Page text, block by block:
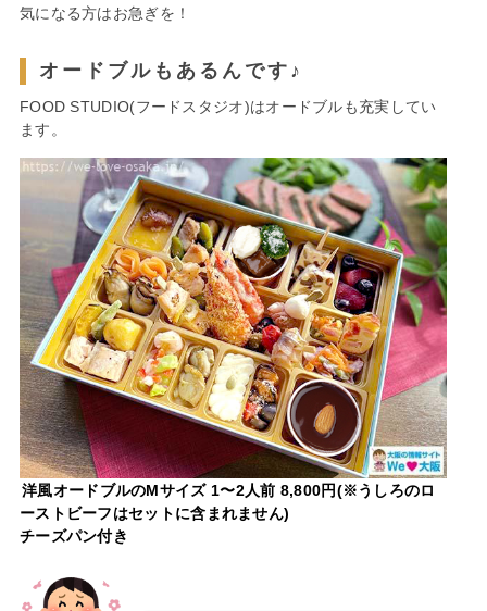
気になる方はお急ぎを！
オードブルもあるんです♪
FOOD STUDIO(フードスタジオ)はオードブルも充実してい
ます。
洋風オードブルのMサイズ 1〜2人前 8,800円(※うしろのロ
ーストビーフはセットに含まれません)
チーズパン付き